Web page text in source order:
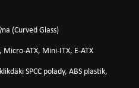
(Curved Glass)
ATX, Mini-ITX, E-ATX
SPCC polady, ABS plastik,